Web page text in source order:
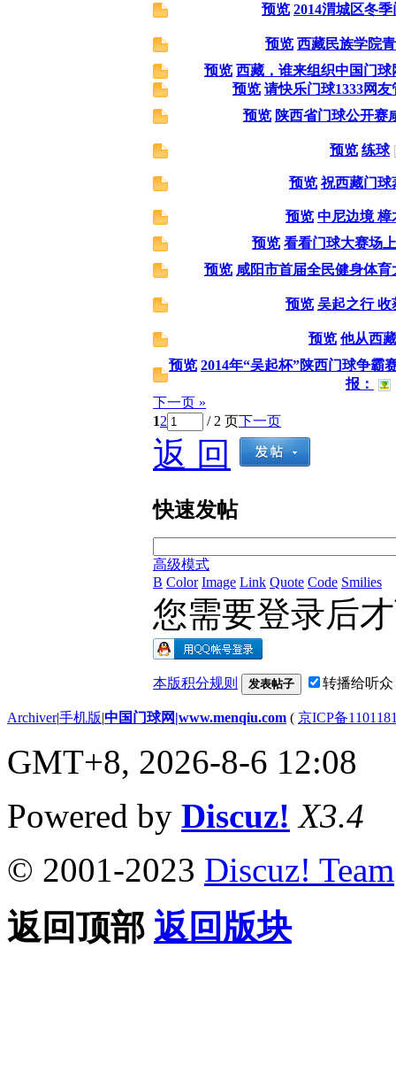
预览 2014渭城区冬
预览 西藏民族学院
预览 西藏，谁来组织中国门
预览 请快乐门球1333网
预览 陕西省门球公开赛
预览 练球
预览 祝西藏门球
预览 中尼边境 樟
预览 看看门球大赛场
预览 咸阳市首届全民健身体
预览 吴起之行 收
预览 他从西
预览 2014年“吴起杯”陕西门球争霸
报：
下一页 »
12 / 2 页下一页
返 回
快速发帖
高级模式
B Color Image Link Quote Code Smilies
您需要登录后
本版积分规则 发表帖子 转播给听众
Archiver|手机版|中国门球网|www.menqiu.com ( 京ICP备
GMT+8, 2026-8-6 12:08
Powered by Discuz! X3.4
© 2001-2023 Discuz! Team
返回顶部 返回版块